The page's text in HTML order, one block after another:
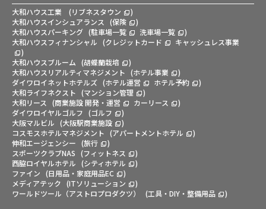
大和ハウス工業 (リブネスタウン
)
大和ハウスインシュアランス
(保険
)
大和ハウスパーキング (駐車場一覧 洗車場一覧
)
大和ハウスフィナンシャル (クレジットカード
キャッシュレス事業
)
大和ハウスブルーム (胡蝶蘭栽培
)
大和ハウスリアルティマネジメント (ホテル事業
)
ダイワロイネットホテルズ (ホテル運営 ホテル予約
)
大和ライフネクスト (マンション管理
)
大和リース
(商業施設 開発・運営 カーリース
)
ダイワロイヤルゴルフ (ゴルフ
)
大阪マルビル (大阪駅商業施設
)
コスモスホテルマネジメント (アパートメントホテル
)
伸和エージェンシー (旅行
)
スポーツクラブNAS (フィットネス
)
西脇ロイヤルホテル (シティホテル
)
ファイン (日用品・家庭用品EC
)
メディアテック (ITソリューション
)
ワールドツール（アストロプロダクツ）
(工具・DIY・整備用品 )